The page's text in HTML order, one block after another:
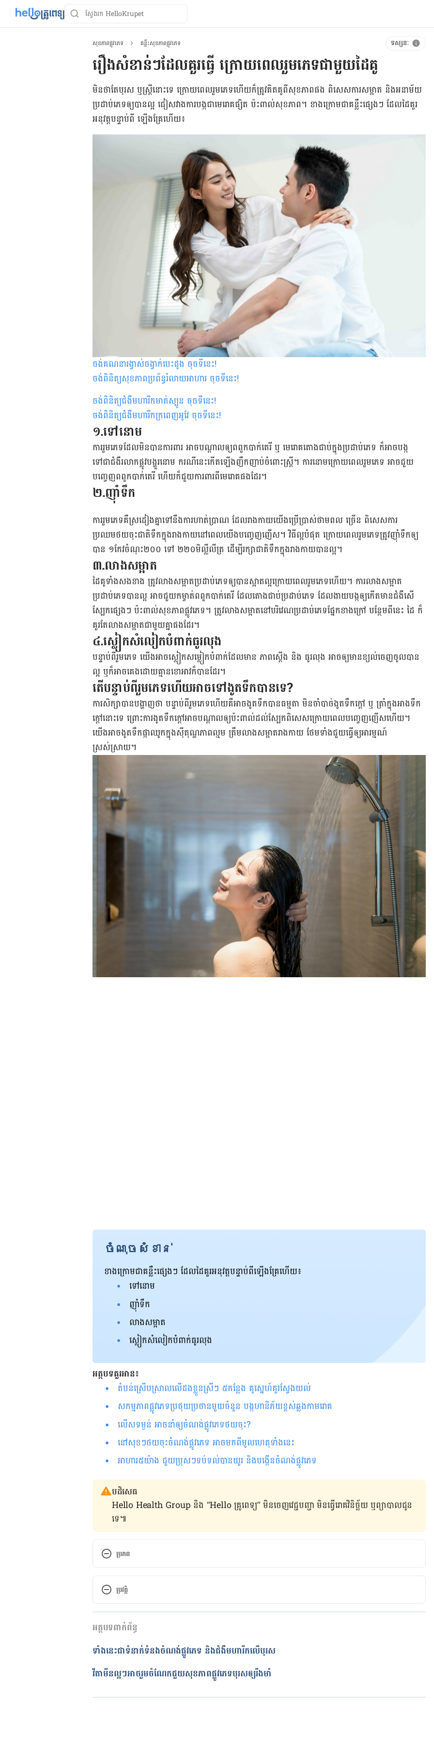
សុខភាពផ្លូវភេទ គន្លឹះសុខភាពផ្លូវភេទ ទស្សនៈ
រឿងសំខាន់ៗដែលគួរធ្វើ ក្រោយពេលរួមភេទជាមួយដៃគូ
មិនថាតែបុរស ឬស្ដ្រីនោះទេ ក្រោយពេលរួមភេទហើយក៏ត្រូវគិតគូពីសុខភាពផង ពិសេសការសម្អាត និងអនាម័យ
ប្រដាប់ភេទឲ្យបានល្អ ជៀសវាងការបង្កជាមេរោគផ្សិត ប៉ះពាល់សុខភាព។ ខាងក្រោមជាគន្លឹះផ្សេងៗ ដែលដៃគួរ
អនុវត្ដបន្ទាប់ពី ឡើងគ្រែហើយ៖
ចង់គណនារង្វាស់ចង្វាក់បេះដូង ចុចទីនេះ!
ចង់ពិនិត្យសុខភាពប្រព័ន្ធរំលាយអាហារ ចុចទីនេះ!
ចង់ពិនិត្យជំងឺមហារីកមាត់ស្បូន ចុចទីនេះ!
ចង់ពិនិត្យជំងឺមហារីកក្រពេញអូវែ ចុចទីនេះ!
១.ទៅនោម
ការរួមភេទដែលមិនបានការពារ អាចបណ្ដាលឲ្យពពួកបាក់តេរី ឬ មេរោគតោងជាប់ក្នុងប្រដាប់ភេទ ក៏អាចបង្ក
ទៅជាជំងឺរលាកផ្លូវបង្ហួរនោម ករណីនេះកើតឡើងញឹកញាប់ចំពោះស្ដ្រី។ ការនោមក្រោយពេលរួមភេទ អាចជួយ
បញ្ចេញពពួកបាក់តេរី ហើយក៏ជួយការពារពីមេរោគផងដែរ។
២.ញ៉ាំទឹក
ការរួមភេទគឺស្រដៀងគ្នាទៅនឹងការហាត់ប្រាណ ដែលរាងកាយយើងប្រើប្រាស់ថាមពល ច្រើន ពិសេសការ
ប្រឈមថយចុះជាតិទឹកក្នុងរាងកាយនៅពេលយើងបញ្ចេញញើស។ វិធីល្អបំផុត ក្រោយពេលរួមភេទត្រូវញ៉ាំទឹកឲ្យ
បាន ១កែវចំណុះ២០០ ទៅ ២២០មិល្លីលីត្រ ដើម្បីរក្សាជាតិទឹកក្នុងរាងកាយបានល្អ។
៣.លាងសម្អាត
ដៃគូទាំងសងខាង ត្រូវលាងសម្អាតប្រដាប់ភេទឲ្យបានស្អាតល្អក្រោយពេលរួមភេទហើយ។ ការលាងសម្អាត
ប្រដាប់ភេទបានល្អ អាចជួយកម្ចាត់ពពួកបាក់តេរី ដែលតោងជាប់ប្រដាប់ភេទ ដែលងាយបង្កឲ្យកើតមានជំងឺសើ
ស្បែកផ្សេងៗ ប៉ះពាល់សុខភាពផ្លូវភេទ។ ត្រូវលាងសម្អាតនៅបរិវេណប្រដាប់ភេទផ្នែកខាងក្រៅ បន្ថែមពីនេះ ដៃ ក៏
គួរតែលាងសម្អាតជាមួយគ្នាផងដែរ។
៤.ស្លៀកសំលៀកបំពាក់ធូរលុង
បន្ទាប់ពីរួមភេទ យើងអាចស្លៀកសម្លៀកបំពាក់ដែលមាន ភាពស្ដើង និង ធូរលុង អាចឲ្យមានខ្យល់ចេញចូលបាន
ល្អ ឬក៏អាចគេងដោយគ្មានខោអាវក៏បានដែរ។
តើបន្ទាប់ពីរួមភេទហើយអាចទៅងូតទឹកបានទេ?
ការសិក្សាបានបង្ហាញថា បន្ទាប់ពីរួមភេទហើយគឺអាចងូតទឹកបានធម្មតា មិនចាំបាច់ងូតទឹកក្ដៅ ឬ ត្រាំក្នុងអាងទឹក
ក្ដៅនោះទេ ព្រោះការងូតទឹកក្ដៅអាចបណ្ដាលឲ្យប៉ះពាល់ដល់ស្បែកពិសេសក្រោយពេលបញ្ចេញញើសហើយ។
យើងអាចងូតទឹកផ្កាឈូកក្នុងស៊ីតុណ្ហភាពល្មម ត្រឹមលាងសម្អាតរាងកាយ ថែមទាំងជួយធ្វើឲ្យអារម្មណ៍
ស្រស់ស្រាយ។
ចំណុចសំខាន់
ខាងក្រោមជាគន្លឹះផ្សេងៗ ដែលដៃគួរអនុវត្ដបន្ទាប់ពីឡើងគ្រែហើយ៖
ទៅនោម
ញ៉ាំ​ទឹក
លាង​សម្អាត
ស្លៀក​សំលៀក​បំពាក់​ធូរលុង
អត្ថបទគួរអាន៖
តំបន់ស្រើបស្រាលលើដងខ្លួនស្រីៗ ៥កន្លែង គូស្នេហ៍គួរស្វែងយល់​
សកម្មភាពផ្លូវភេទប្រថុយប្រថានមួយចំនួន បង្កហានិភ័យខ្ពស់ឆ្លងកាមរោគ
លើស​ទម្ងន់​ អាច​​នាំ​ឲ្យ​​ចំណង់​ផ្លូវ​ភេទ​ថយ​ចុះ​?​​​​​​​​​​​​​​​​​​​​​​​​​​​​​​​​​​​​​​​​​​​​​​​​​​​​​​​​​​​
នៅ​សុខ​ៗ​ថយចុះ​ចំណង់​ផ្លូវ​ភេទ ​អាច​មក​ពី​​មូលហេតុ​ទាំង​នេះ
អាហារ​៥​យ៉ាង ជួយ​ប្រុស​ៗ​​​​ទប់ទល់​បាន​យូរ និង​បង្កើន​ចំណង់​ផ្លូវ​ភេទ​​​​​​​​​​​​​​​​​​​​​​​​​​​​​​​​​​​​​​​​​​​​​​
បដិសេធ
Hello Health Group និង “Hello គ្រូពេទ្យ” មិន​ចេញ​វេជ្ជបញ្ជា មិន​ធ្វើ​រោគវិនិច្ឆ័យ ឬ​ព្យាបាល​ជូន​
ទេ៕
ប្រភព
How to clean your penis properly https://www.healthymale.org.au/news/how-to-
clean-your-penis
9 Tips To Keep Your Vagina and Vulva Healthy
https://health.clevelandclinic.org/how-to-keep-your-vagina-happy-healthy/
Hygiene: Safe sex https://www.betterhealth.vic.gov.au/health/healthyliving/safe-sex
How do I practice good post-sex hygiene? https://nwhn.org/how-do-i-practice-good-
post-sex-hygiene/
When Should I Take My Ritual Bath After Intercourse?
ប្រវត្តិ
កំណែ​ប្រែបច្ចុប្បន្ន
25/01/2024
អត្ថបទ​ដោយ
អឿ អ៊ុយ
ត្រួតពិនិត្យដោយ វេជ្ជ. ចាន់ ស៊ីណេត
បច្ចុប្បន្នភាពដោយ៖ នូ សោភ័ណ្ឌ
អត្ថបទពាក់ព័ន្ធ
ទាំងនេះជាទំនាក់ទំនងចំណង់ផ្លូវភេទ និងជំងឺមហារីកលើបុរស
វីតាមីនល្អៗអាចរួមចំណែក​ជួយសុខភាពផ្លូវភេទបុរស​ឲ្យរឹងមាំ